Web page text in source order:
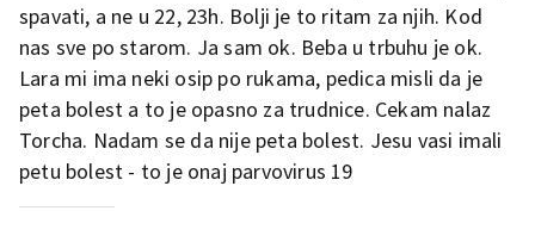
spavati, a ne u 22, 23h. Bolji je to ritam za njih. Kod
nas sve po starom. Ja sam ok. Beba u trbuhu je ok.
Lara mi ima neki osip po rukama, pedica misli da je
peta bolest a to je opasno za trudnice. Cekam nalaz
Torcha. Nadam se da nije peta bolest. Jesu vasi imali
petu bolest - to je onaj parvovirus 19